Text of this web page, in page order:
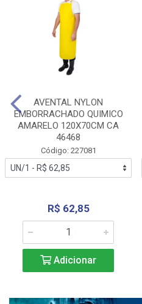
AVENTAL NYLON
EMBORRACHADO QUIMICO
AMARELO 120X70CM CA
46468
Código: 227081
R$ 62,85
Adicionar